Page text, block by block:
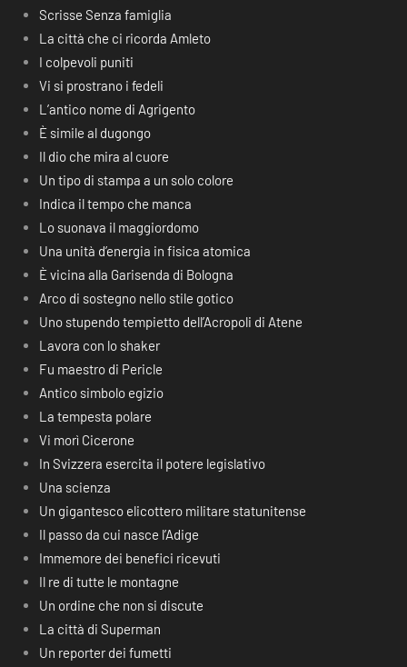
Scrisse Senza famiglia
La città che ci ricorda Amleto
I colpevoli puniti
Vi si prostrano i fedeli
L’antico nome di Agrigento
È simile al dugongo
Il dio che mira al cuore
Un tipo di stampa a un solo colore
Indica il tempo che manca
Lo suonava il maggiordomo
Una unità d’energia in fisica atomica
È vicina alla Garisenda di Bologna
Arco di sostegno nello stile gotico
Uno stupendo tempietto dell’Acropoli di Atene
Lavora con lo shaker
Fu maestro di Pericle
Antico simbolo egizio
La tempesta polare
Vi morì Cicerone
In Svizzera esercita il potere legislativo
Una scienza
Un gigantesco elicottero militare statunitense
Il passo da cui nasce l’Adige
Immemore dei benefici ricevuti
Il re di tutte le montagne
Un ordine che non si discute
La città di Superman
Un reporter dei fumetti